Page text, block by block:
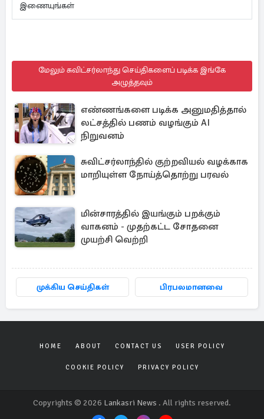
இணையுங்கள்
மேலும் சுவிட்சர்லாந்து செய்திகளைப் படிக்க இங்கே
அழுத்தவும்
எண்ணங்களை படிக்க அனுமதித்தால்
லட்சத்தில் பணம் வழங்கும் AI
நிறுவனம்
சுவிட்சர்லாந்தில் குற்றவியல் வழக்காக
மாறியுள்ள நோய்த்தொற்று பரவல்
மின்சாரத்தில் இயங்கும் பறக்கும்
வாகனம் - முதற்கட்ட சோதனை
முயற்சி வெற்றி
முக்கிய செய்திகள் பிரபலமானவை
HOME ABOUT CONTACT US USER POLICY
COOKIE POLICY PRIVACY POLICY
Copyrights © 2026 Lankasri News . All rights reserved.